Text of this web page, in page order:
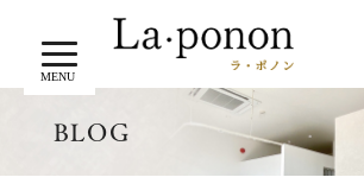
MENU
BLOG